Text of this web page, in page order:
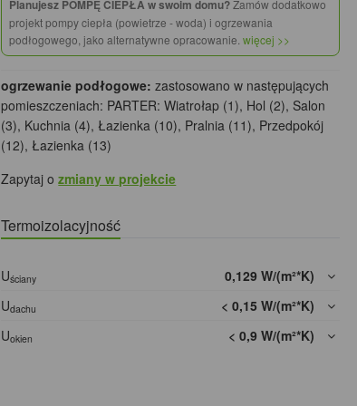
Planujesz POMPĘ CIEPŁA w swoim domu?Zamów dodatkowo
projekt pompy ciepła (powietrze - woda) i ogrzewania
podłogowego, jako alternatywne opracowanie.więcej >>
ogrzewanie podłogowe: zastosowano w następujących
pomieszczeniach: PARTER: Wiatrołap (1), Hol (2), Salon
(3), Kuchnia (4), Łazienka (10), Pralnia (11), Przedpokój
(12), Łazienka (13)
Zapytaj ozmiany w projekcie
Termoizolacyjność
Uściany
0,129 W/(m²*K)
Udachu
< 0,15 W/(m²*K)
Uokien < 0,9 W/(m²*K)